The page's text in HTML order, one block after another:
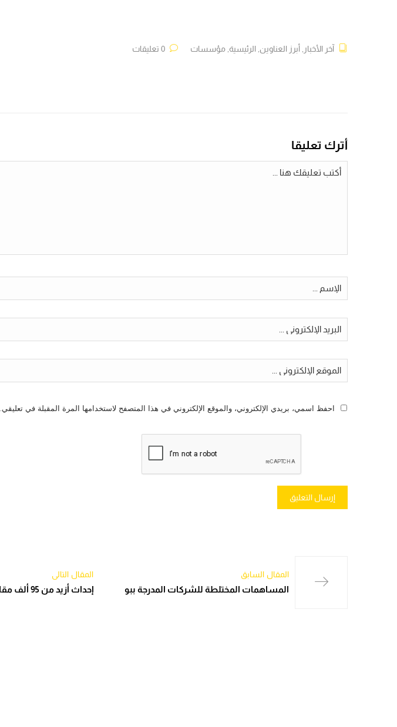
آخر الأخبار أبرز العناوين الرئيسية مؤسسات
أترك تعليقا
احفظ اسمي، بريدي الإلكتروني، والموقع الإلكتروني في هذا المتصفح لاستخدامها المرة المقبلة في تعليقي.
المقال السابق
المساهمات المختلطة للشركات المدرجة ببو
المقال التالي
إحداث أزيد من 95 ألف مقاولة مع نهاية